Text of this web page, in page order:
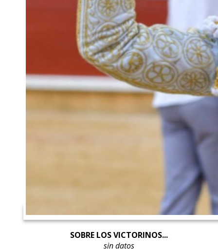
SOBRE LOS VICTORINOS...
sin datos